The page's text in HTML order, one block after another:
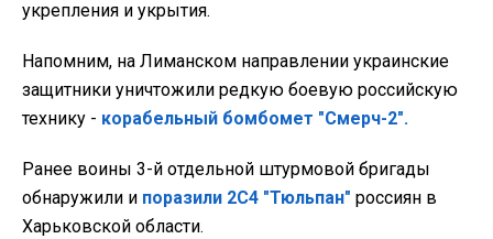
укрепления и укрытия.
Напомним, на Лиманском направлении украинские
защитники уничтожили редкую боевую российскую
технику - корабельный бомбомет "Смерч-2".
Ранее воины 3-й отдельной штурмовой бригады
обнаружили и поразили 2С4 "Тюльпан" россиян в
Харьковской области.